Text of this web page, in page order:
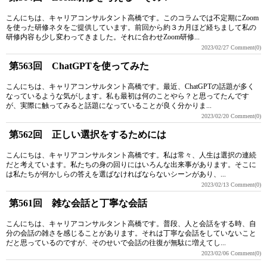
こんにちは、キャリアコンサルタント高橋です。このコラムでは不定期にZoom
を使った研修ネタをご提供しています。前回から約３カ月ほど経ちまして私の
研修内容も少し変わってきました。それに合わせZoom研修...
2023/02/27 Comment(0)
第563回 ChatGPTを使ってみた
こんにちは、キャリアコンサルタント高橋です。最近、ChatGPTの話題が多く
なっているような気がします。私も最初は何のことやら？と思ってたんです
が、実際に触ってみると話題になっていることが良く分かりま...
2023/02/20 Comment(0)
第562回 正しい選択をするためには
こんにちは、キャリアコンサルタント高橋です。私は常々、人生は選択の連続
だと考えています。私たちの身の回りにはいろんな出来事があります。そこに
は私たちが何かしらの答えを選ばなければならないシーンがあり、...
2023/02/13 Comment(0)
第561回 雑な会話と丁寧な会話
こんにちは、キャリアコンサルタント高橋です。普段、人と会話をする時、自
分の会話の雑さを感じることがあります。それは丁寧な会話をしていないこと
だと思っているのですが、そのせいで会話の往復が無駄に増えてし...
2023/02/06 Comment(0)